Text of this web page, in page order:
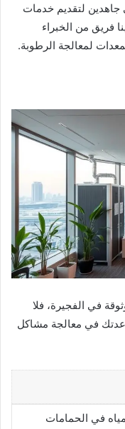
لتقديم خدمات
فريق من الخبراء
لمعالجة الرطوبة.
في الفجيرة، فلا
في معالجة مشاكل
في الحمامات